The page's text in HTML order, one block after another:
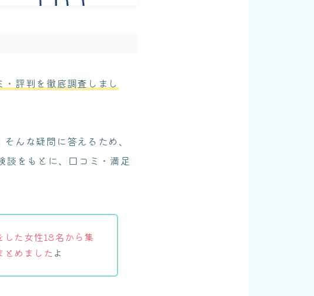
評判を徹底調査しまし
んな疑問に答えるため、
談をもとに、口コミ・満足
した女性18名から集
とめました よ